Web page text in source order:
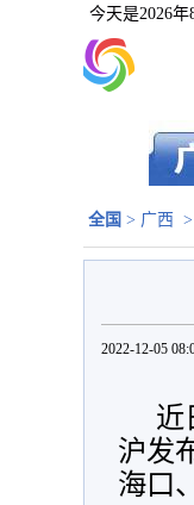
今天是2026年
全国 > 广西 >
2022-12-05
近
沪发
海口